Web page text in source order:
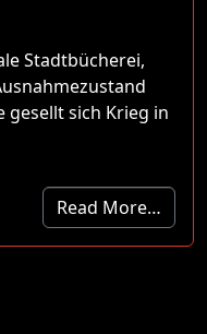
Stadtbücherei,
gesellt sich Krieg in
Read More…